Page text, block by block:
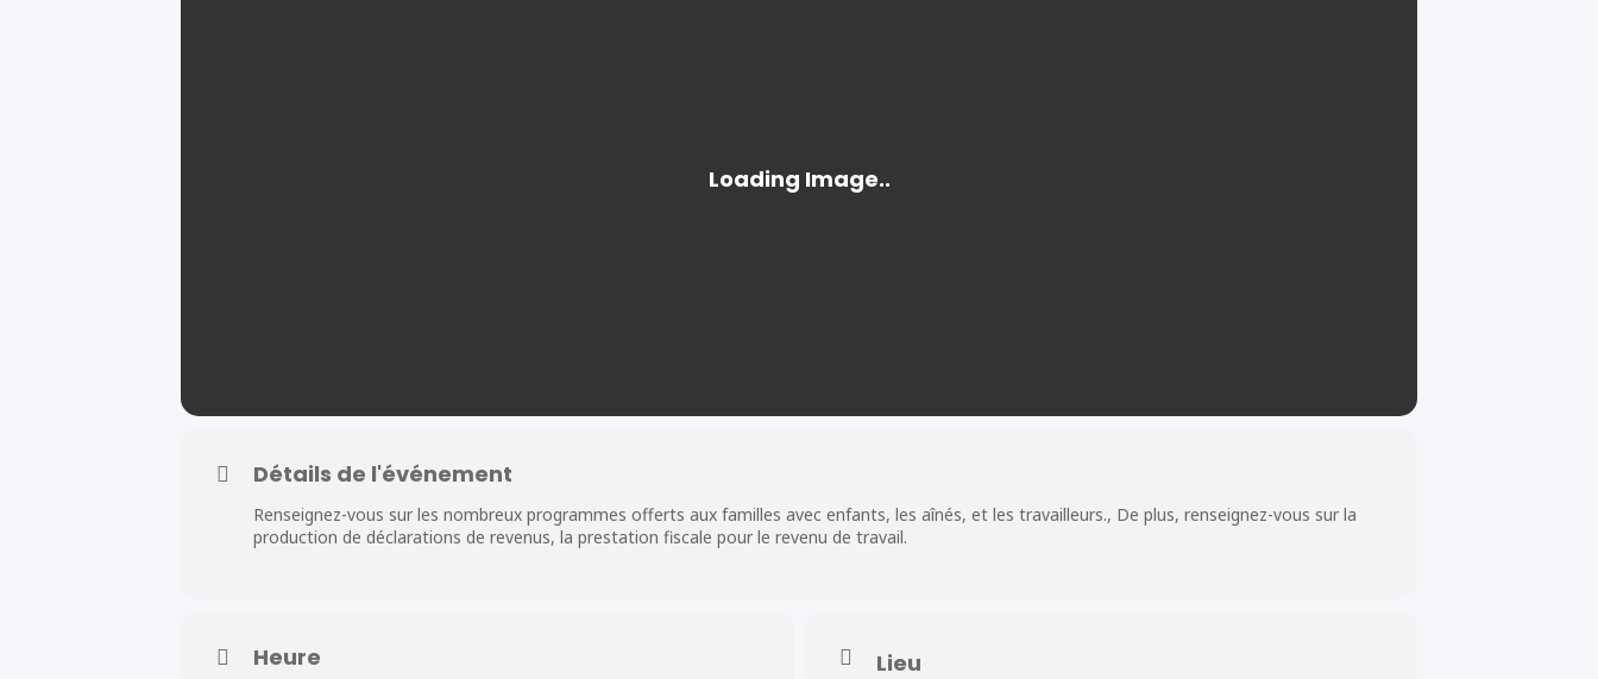
Détails de l'événement
Renseignez-vous sur les nombreux programmes offerts aux familles avec enfants, les aînés, et les travailleurs., De plus, renseignez-vous sur la
production de déclarations de revenus, la prestation fiscale pour le revenu de travail.
Heure Lieu